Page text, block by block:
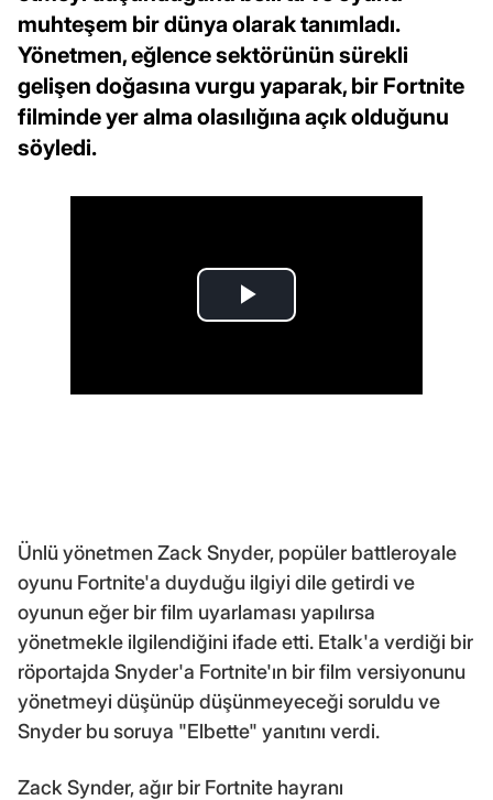
muhteşem bir dünya olarak tanımladı.
Yönetmen, eğlence sektörünün sürekli
gelişen doğasına vurgu yaparak, bir Fortnite
filminde yer alma olasılığına açık olduğunu
söyledi.
Ünlü yönetmen Zack Snyder, popüler battleroyale
oyunu Fortnite'a duyduğu ilgiyi dile getirdi ve
oyunun eğer bir film uyarlaması yapılırsa
yönetmekle ilgilendiğini ifade etti. Etalk'a verdiği bir
röportajda Snyder'a Fortnite'ın bir film versiyonunu
yönetmeyi düşünüp düşünmeyeceği soruldu ve
Snyder bu soruya "Elbette" yanıtını verdi.
Zack Synder, ağır bir Fortnite hayranı